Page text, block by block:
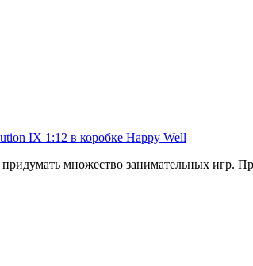
множество занимательных игр.